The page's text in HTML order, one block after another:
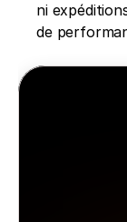
ni
de